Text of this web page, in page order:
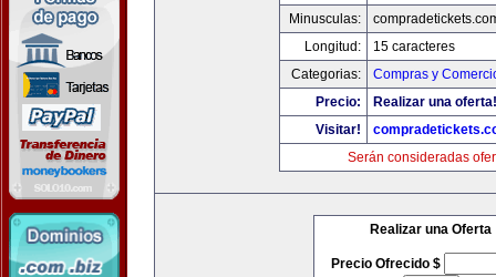
Minusculas:
Longitud:
15 caracteres
Categorias:
Compras y
Precio:
Realizar una oferta!
Visitar!
Serán consideradas
Realizar una Oferta
Precio Ofrecido $